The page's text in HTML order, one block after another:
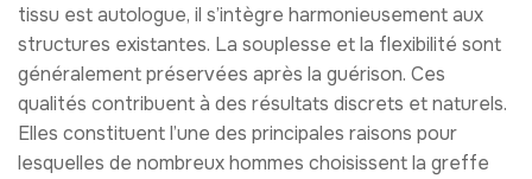
tissu est autologue, il s’intègre harmonieusement aux
structures existantes. La souplesse et la flexibilité sont
généralement préservées après la guérison. Ces
qualités contribuent à des résultats discrets et naturels.
Elles constituent l’une des principales raisons pour
lesquelles de nombreux hommes choisissent la greffe